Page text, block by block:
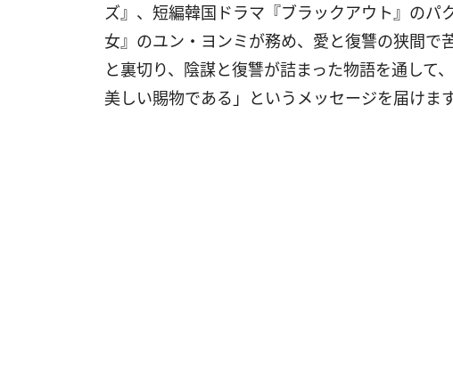
ズ』、短編韓国ドラマ『ブラックアウト』のパ
女』のユン・ヨンミが務め、愛と復讐の狭間で
と裏切り、陰謀と復讐が詰まった物語を通して
美しい賜物である」というメッセージを届けます